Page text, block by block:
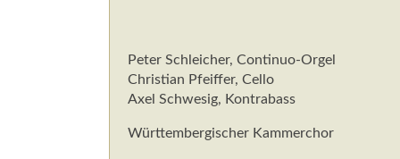
Peter Schleicher, Continuo-Orgel
Christian Pfeiffer, Cello
Axel Schwesig, Kontrabass
Württembergischer Kammerchor